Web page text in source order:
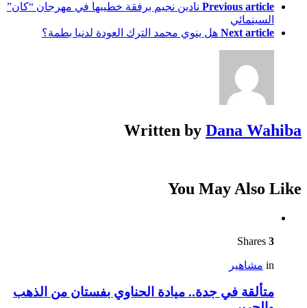
Previous article نادين نجيم برفقة خطيبها في مهرجان “كان”
السينمائي
Next article هل ينوي محمد الترك العودة لدنيا بطمة؟
Written by Dana Wahiba
You May Also Like
3
in مشاهير
متألقة في جدة.. ميادة الحناوي بفستان من الذهب